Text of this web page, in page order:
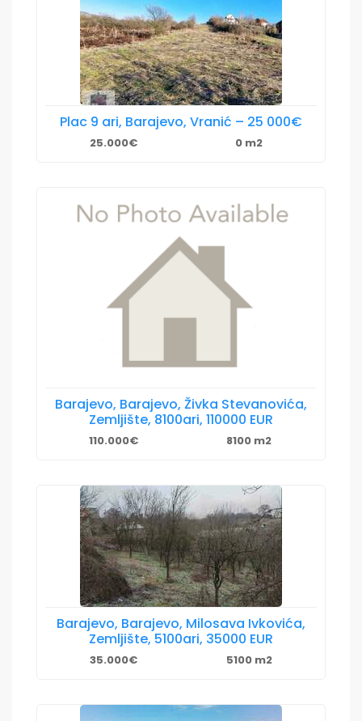
Plac 9 ari, Barajevo, Vranić – 25 000€
25.000€ 0 m2
Barajevo, Barajevo, Živka Stevanovića,
Zemljište, 8100ari, 110000 EUR
110.000€ 8100 m2
Barajevo, Barajevo, Milosava Ivkovića,
Zemljište, 5100ari, 35000 EUR
35.000€ 5100 m2